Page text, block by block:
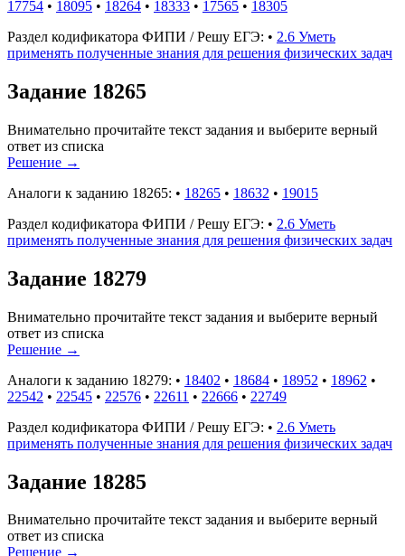
17754 • 18095 • 18264 • 18333 • 17565 • 18305
Раздел кодификатора ФИПИ / Решу ЕГЭ: • 2.6 Уметь
применять полученные знания для решения физических задач
Задание 18265
Внимательно прочитайте текст задания и выберите верный
ответ из списка
Решение →
Аналоги к заданию 18265: • 18265 • 18632 • 19015
Раздел кодификатора ФИПИ / Решу ЕГЭ: • 2.6 Уметь
применять полученные знания для решения физических задач
Задание 18279
Внимательно прочитайте текст задания и выберите верный
ответ из списка
Решение →
Аналоги к заданию 18279: • 18402 • 18684 • 18952 • 18962 •
22542 • 22545 • 22576 • 22611 • 22666 • 22749
Раздел кодификатора ФИПИ / Решу ЕГЭ: • 2.6 Уметь
применять полученные знания для решения физических задач
Задание 18285
Внимательно прочитайте текст задания и выберите верный
ответ из списка
Решение →